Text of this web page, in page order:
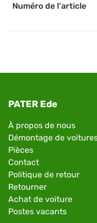
Numéro de l'article
PATER Ede
À propos de nous
Démontage de
Pièces
Contact
Politique de retour
Retourner
Achat de voiture
Postes vacants